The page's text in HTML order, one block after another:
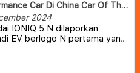
Car Di China Car Of The
2025.
2024
IONIQ 5 N dilaporkan
EV berlogo N pertama yang